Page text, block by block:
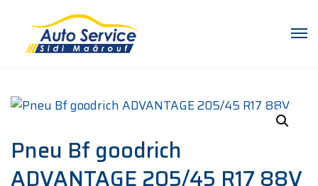
Pneu Bf goodrich
ADVANTAGE 205/45 R17 88V